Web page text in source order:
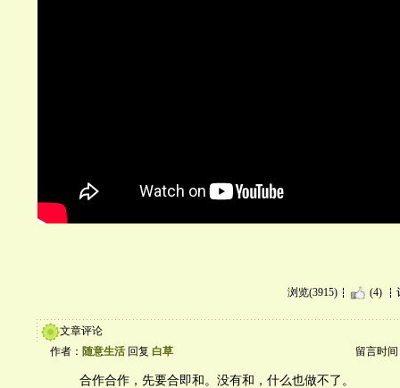
浏览(3915) (4)
文章评论
作者： 随意生活 回复 白草 留言时间
合作合作，先要合即和。没有和，什么也做不了。